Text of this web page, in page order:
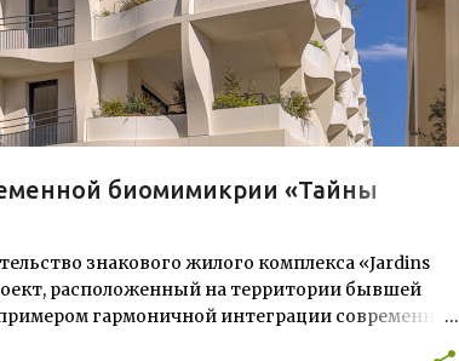
биомимикрии «Тайны
знакового жилого комплекса «Jardins
расположенный на территории бывшей
гармоничной интеграции современной